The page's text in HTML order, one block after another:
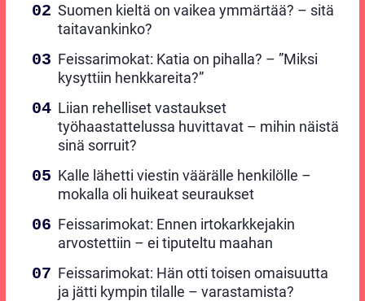
Suomen kieltä on vaikea ymmärtää? – sitä
taitavankinko?
Feissarimokat: Katia on pihalla? – ”Miksi
kysyttiin henkkareita?”
Liian rehelliset vastaukset
työhaastattelussa huvittavat – mihin näistä
sinä sorruit?
Kalle lähetti viestin väärälle henkilölle –
mokalla oli huikeat seuraukset
Feissarimokat: Ennen irtokarkkejakin
arvostettiin – ei tiputeltu maahan
Feissarimokat: Hän otti toisen omaisuutta
ja jätti kympin tilalle – varastamista?